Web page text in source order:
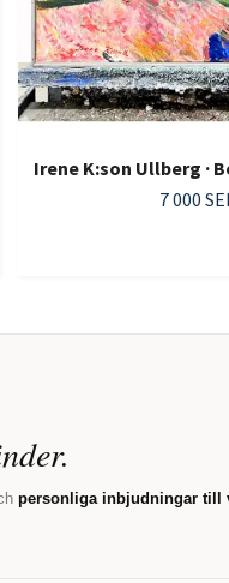
Irene K:son Ullberg ·
7 000
personliga inbjudningar till